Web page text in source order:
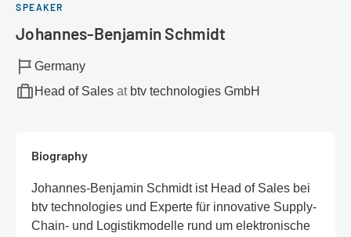
SPEAKER
Johannes-Benjamin Schmidt
Germany
Head of Sales at btv technologies GmbH
Biography
Johannes-Benjamin Schmidt ist Head of Sales bei
btv technologies und Experte für innovative Supply-
Chain- und Logistikmodelle rund um elektronische